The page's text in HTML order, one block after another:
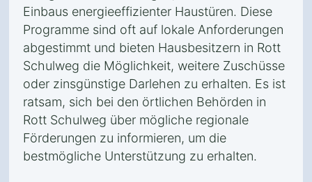
Einbaus energieeffizienter Haustüren. Diese
Programme sind oft auf lokale Anforderungen
abgestimmt und bieten Hausbesitzern in Rott
Schulweg die Möglichkeit, weitere Zuschüsse
oder zinsgünstige Darlehen zu erhalten. Es ist
ratsam, sich bei den örtlichen Behörden in
Rott Schulweg über mögliche regionale
Förderungen zu informieren, um die
bestmögliche Unterstützung zu erhalten.